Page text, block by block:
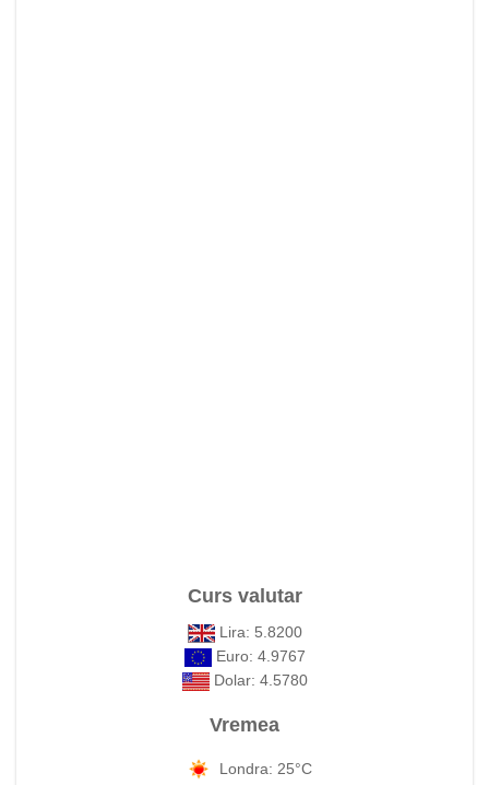
Curs valutar
Lira: 5.8200
Euro: 4.9767
Dolar: 4.5780
Vremea
Londra: 25°C